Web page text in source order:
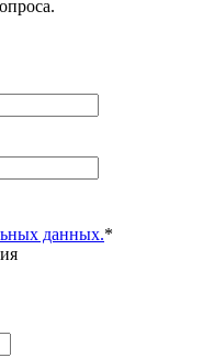
данных.*